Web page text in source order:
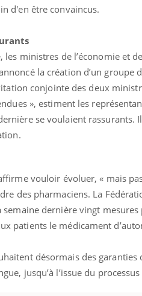
d'en être convaincus.
les ministres de l’économie et
la création d’un
conjointe des deux
», estiment les
se voulaient
vouloir évoluer, « mais
des pharmaciens. La
semaine dernière vingt
patients le médicament
désormais des
jusqu’à l’issue du